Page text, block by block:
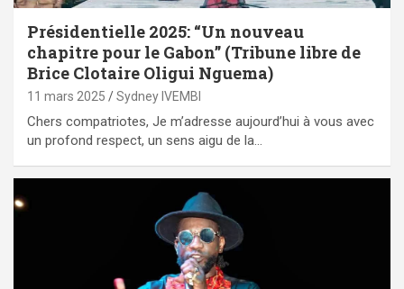
Présidentielle 2025: “Un nouveau
chapitre pour le Gabon” (Tribune libre de
Brice Clotaire Oligui Nguema)
11 mars 2025 Sydney IVEMBI
Chers compatriotes, Je m’adresse aujourd’hui à vous avec
un profond respect, un sens aigu de la…